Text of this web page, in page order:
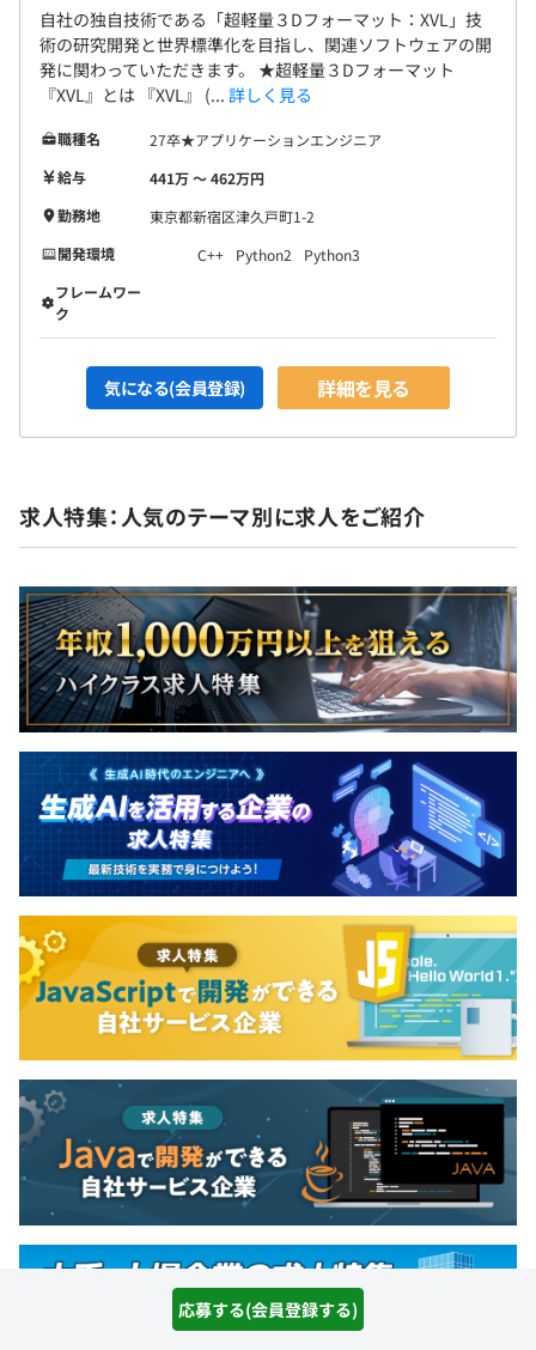
応募する(会員登録する)
自社の独自技術である「超軽量３Dフォーマット：XVL」技
術の研究開発と世界標準化を目指し、関連ソフトウェアの開
発に関わっていただきます。 ★超軽量３Dフォーマット
『XVL』とは 『XVL』 (... 詳しく見る
職種名
27卒★アプリケーションエンジニア
給与
441万 〜 462万円
勤務地
東京都新宿区津久戸町1-2
開発環境
C++ Python2
Python3
フレームワー
ク
気になる(会員登録) 詳細を見る
求人特集：人気のテーマ別に求人をご紹介